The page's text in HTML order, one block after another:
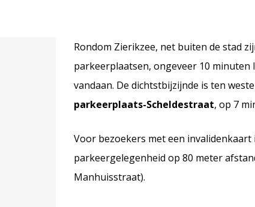
Rondom Zierikzee, net buiten de stad
parkeerplaatsen, ongeveer 10 minuten
vandaan. De dichtstbijzijnde is ten
parkeerplaats-Scheldestraat, op 7
Voor bezoekers met een invalidenkaart
parkeergelegenheid op 80 meter
Manhuisstraat).